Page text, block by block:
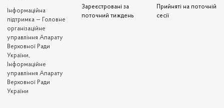
Iнформаційна
підтримка — Головне
організаційне
управління Апарату
Верховної Ради
України,
Інформаційне
управління Апарату
Верховної Ради
України
Зареєстровані за
поточний тиждень
Прийняті на поточній
сесії